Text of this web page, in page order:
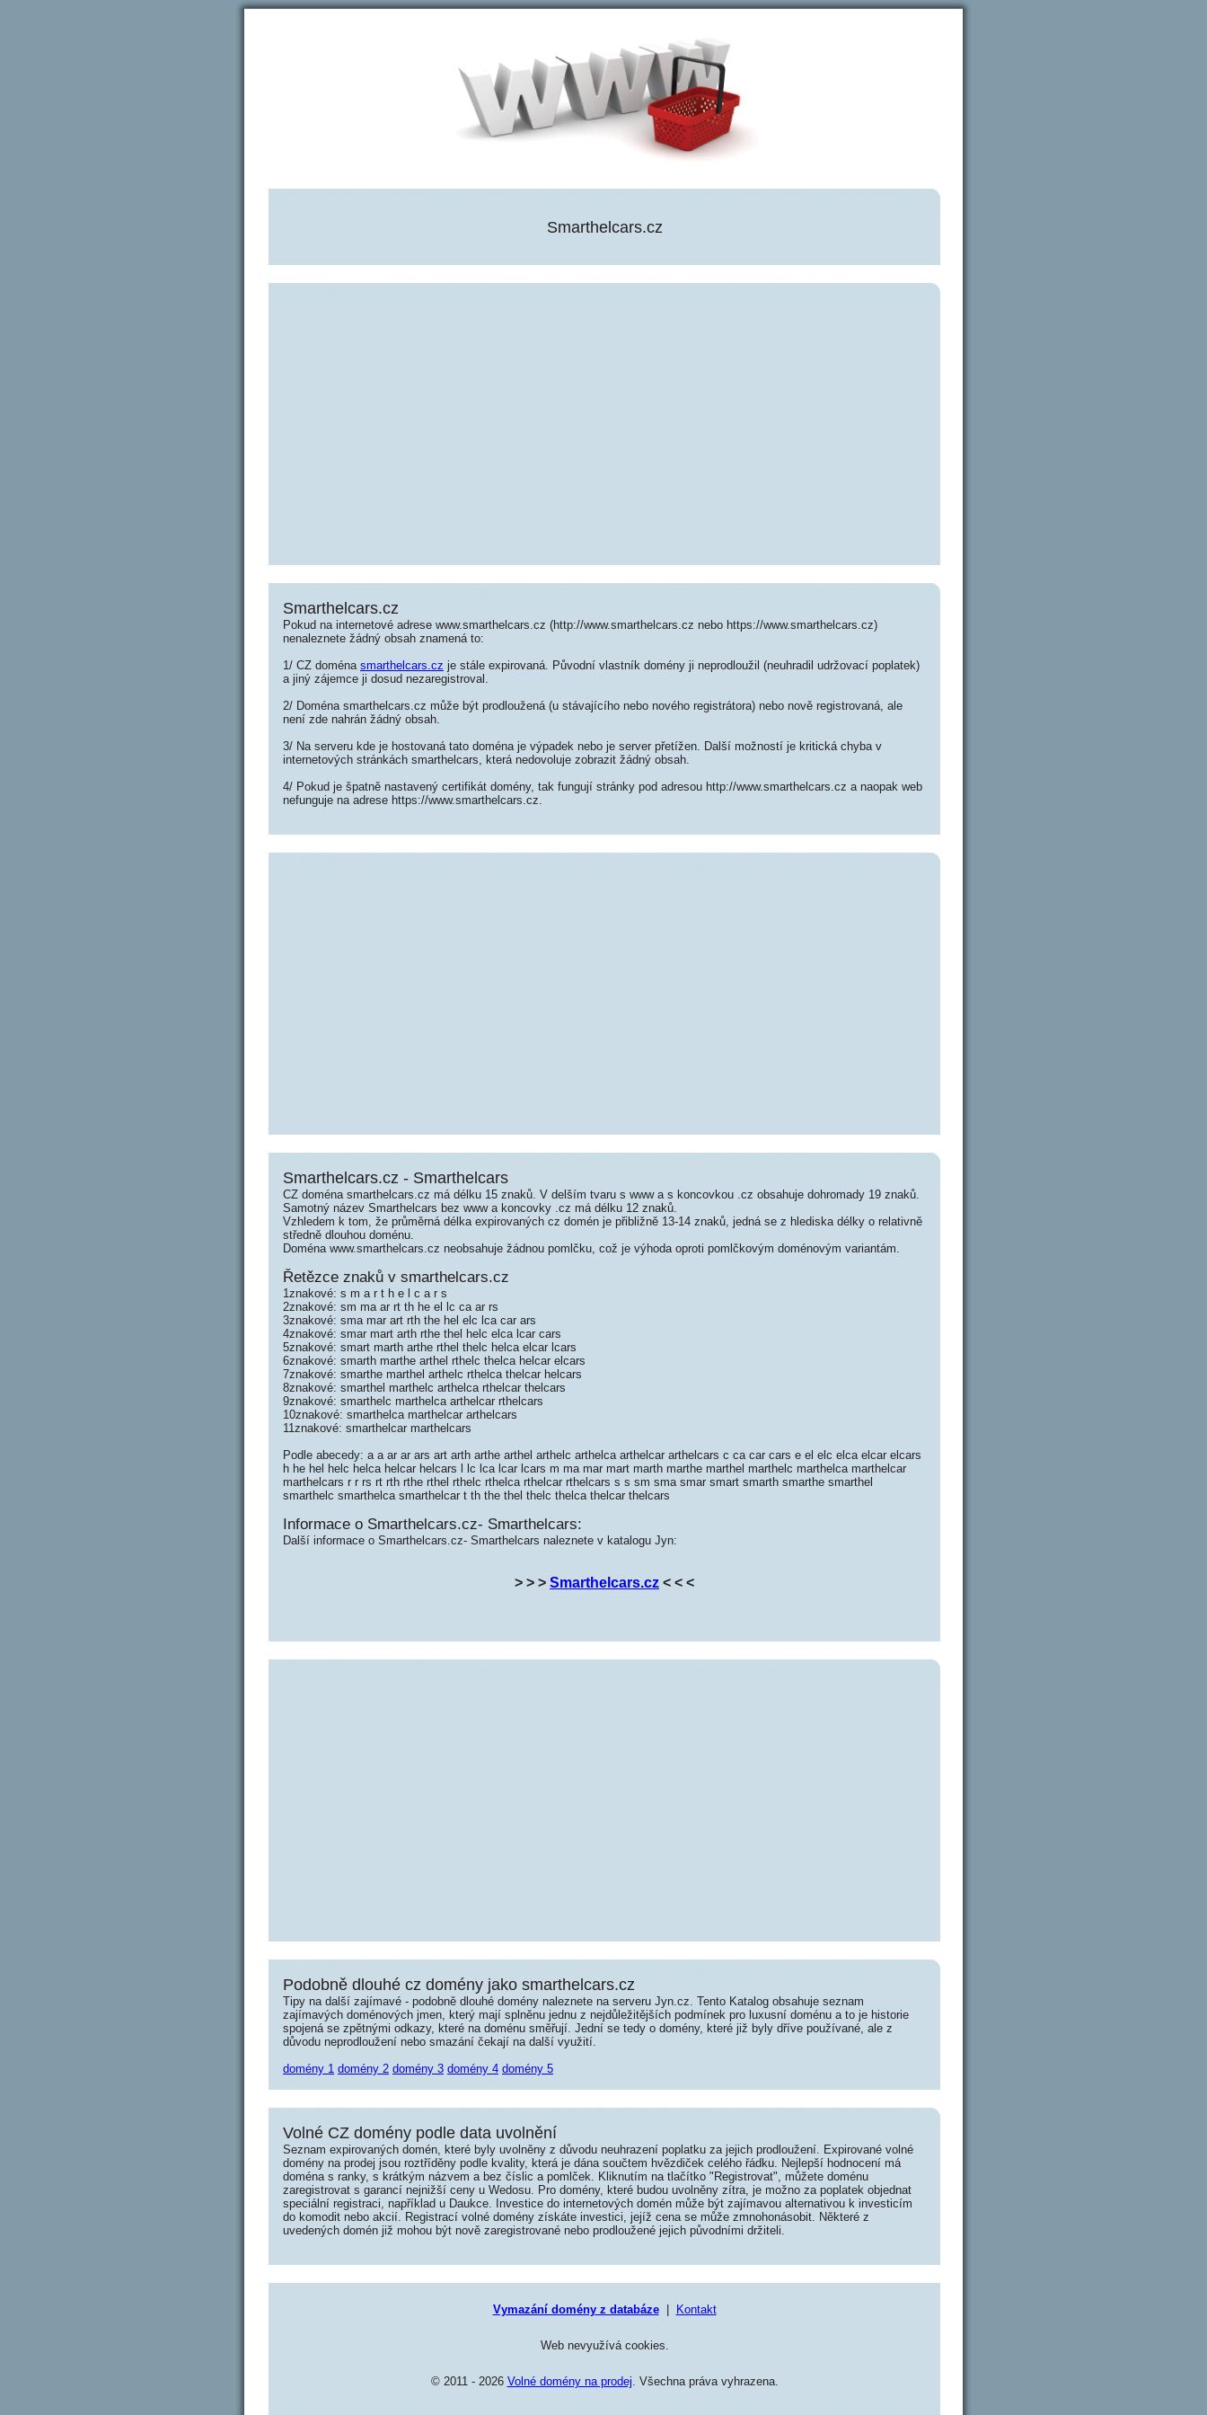
Smarthelcars.cz
Smarthelcars.cz
Pokud na internetové adrese www.smarthelcars.cz (http://www.smarthelcars.cz nebo https://www.smarthelcars.cz)
nenaleznete žádný obsah znamená to:
1/ CZ doména smarthelcars.cz je stále expirovaná. Původní vlastník domény ji neprodloužil (neuhradil udržovací poplatek)
a jiný zájemce ji dosud nezaregistroval.
2/ Doména smarthelcars.cz může být prodloužená (u stávajícího nebo nového registrátora) nebo nově registrovaná, ale
není zde nahrán žádný obsah.
3/ Na serveru kde je hostovaná tato doména je výpadek nebo je server přetížen. Další možností je kritická chyba v
internetových stránkách smarthelcars, která nedovoluje zobrazit žádný obsah.
4/ Pokud je špatně nastavený certifikát domény, tak fungují stránky pod adresou http://www.smarthelcars.cz a naopak web
nefunguje na adrese https://www.smarthelcars.cz.
Smarthelcars.cz - Smarthelcars
CZ doména smarthelcars.cz má délku 15 znaků. V delším tvaru s www a s koncovkou .cz obsahuje dohromady 19 znaků.
Samotný název Smarthelcars bez www a koncovky .cz má délku 12 znaků.
Vzhledem k tom, že průměrná délka expirovaných cz domén je přibližně 13-14 znaků, jedná se z hlediska délky o relativně
středně dlouhou doménu.
Doména www.smarthelcars.cz neobsahuje žádnou pomlčku, což je výhoda oproti pomlčkovým doménovým variantám.
Řetězce znaků v smarthelcars.cz
1znakové: s m a r t h e l c a r s
2znakové: sm ma ar rt th he el lc ca ar rs
3znakové: sma mar art rth the hel elc lca car ars
4znakové: smar mart arth rthe thel helc elca lcar cars
5znakové: smart marth arthe rthel thelc helca elcar lcars
6znakové: smarth marthe arthel rthelc thelca helcar elcars
7znakové: smarthe marthel arthelc rthelca thelcar helcars
8znakové: smarthel marthelc arthelca rthelcar thelcars
9znakové: smarthelc marthelca arthelcar rthelcars
10znakové: smarthelca marthelcar arthelcars
11znakové: smarthelcar marthelcars
Podle abecedy: a a ar ar ars art arth arthe arthel arthelc arthelca arthelcar arthelcars c ca car cars e el elc elca elcar elcars
h he hel helc helca helcar helcars l lc lca lcar lcars m ma mar mart marth marthe marthel marthelc marthelca marthelcar
marthelcars r r rs rt rth rthe rthel rthelc rthelca rthelcar rthelcars s s sm sma smar smart smarth smarthe smarthel
smarthelc smarthelca smarthelcar t th the thel thelc thelca thelcar thelcars
Informace o Smarthelcars.cz- Smarthelcars:
Další informace o Smarthelcars.cz- Smarthelcars naleznete v katalogu Jyn:
> > > Smarthelcars.cz < < <
Podobně dlouhé cz domény jako smarthelcars.cz
Tipy na další zajímavé - podobně dlouhé domény naleznete na serveru Jyn.cz. Tento Katalog obsahuje seznam
zajímavých doménových jmen, který mají splněnu jednu z nejdůležitějších podmínek pro luxusní doménu a to je historie
spojená se zpětnými odkazy, které na doménu směřují. Jední se tedy o domény, které již byly dříve používané, ale z
důvodu neprodloužení nebo smazání čekají na další využití.
domény 1 domény 2 domény 3 domény 4 domény 5
Volné CZ domény podle data uvolnění
Seznam expirovaných domén, které byly uvolněny z důvodu neuhrazení poplatku za jejich prodloužení. Expirované volné
domény na prodej jsou roztříděny podle kvality, která je dána součtem hvězdiček celého řádku. Nejlepší hodnocení má
doména s ranky, s krátkým názvem a bez číslic a pomlček. Kliknutím na tlačítko "Registrovat", můžete doménu
zaregistrovat s garancí nejnižší ceny u Wedosu. Pro domény, které budou uvolněny zítra, je možno za poplatek objednat
speciální registraci, například u Daukce. Investice do internetových domén může být zajímavou alternativou k investicím
do komodit nebo akcií. Registrací volné domény získáte investici, jejíž cena se může zmnohonásobit. Některé z
uvedených domén již mohou být nově zaregistrované nebo prodloužené jejich původními držiteli.
Vymazání domény z databáze| Kontakt
Web nevyužívá cookies.
© 2011 - 2026 Volné domény na prodej. Všechna práva vyhrazena.